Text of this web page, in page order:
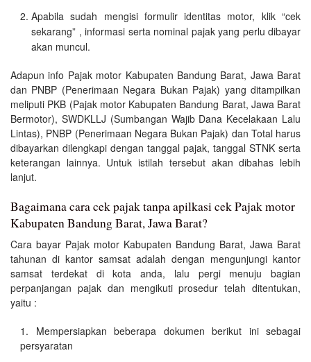
Apabila sudah mengisi formulir identitas motor, klik “cek
sekarang” , informasi serta nominal pajak yang perlu dibayar
akan muncul.
Adapun info Pajak motor Kabupaten Bandung Barat, Jawa Barat
dan PNBP (Penerimaan Negara Bukan Pajak) yang ditampilkan
meliputi PKB (Pajak motor Kabupaten Bandung Barat, Jawa Barat
Bermotor), SWDKLLJ (Sumbangan Wajib Dana Kecelakaan Lalu
Lintas), PNBP (Penerimaan Negara Bukan Pajak) dan Total harus
dibayarkan dilengkapi dengan tanggal pajak, tanggal STNK serta
keterangan lainnya. Untuk istilah tersebut akan dibahas lebih
lanjut.
Bagaimana cara cek pajak tanpa apilkasi cek Pajak motor
Kabupaten Bandung Barat, Jawa Barat?
Cara bayar Pajak motor Kabupaten Bandung Barat, Jawa Barat
tahunan di kantor samsat adalah dengan mengunjungi kantor
samsat terdekat di kota anda, lalu pergi menuju bagian
perpanjangan pajak dan mengikuti prosedur telah ditentukan,
yaitu :
Mempersiapkan beberapa dokumen berikut ini sebagai
persyaratan